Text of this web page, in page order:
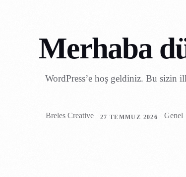
Merhaba
WordPress’e hoş geldiniz. Bu sizin
Breles Creative 27 TEMMUZ 2026 Genel